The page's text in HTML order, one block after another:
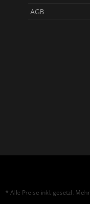
AGB
* Alle Preise inkl. gesetzl.